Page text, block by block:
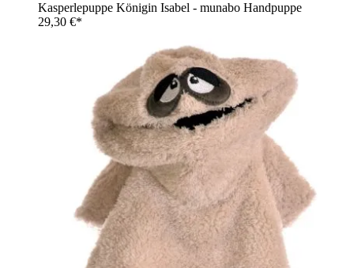
Kasperlepuppe Königin Isabel - munabo Handpuppe
29,30 €*